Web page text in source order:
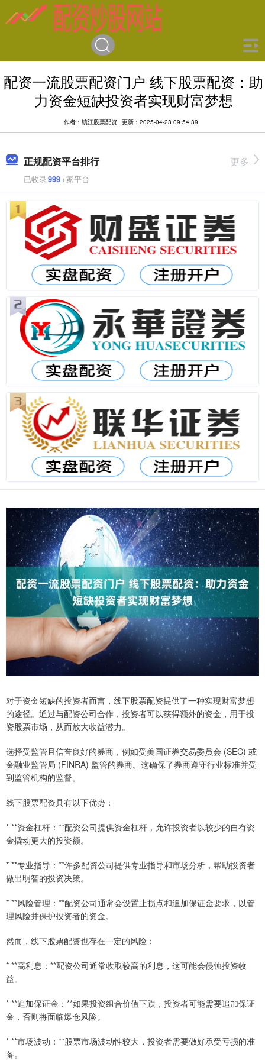
配资一流股票配资门户 线下股票配资：助
力资金短缺投资者实现财富梦想
作者：镇江股票配资 更新：2025-04-23 09:54:39
正规配资平台排行
已收录999+家平台
更多
对于资金短缺的投资者而言，线下股票配资提供了一种实现财富梦想
的途径。通过与配资公司合作，投资者可以获得额外的资金，用于投
资股票市场，从而放大收益潜力。
选择受监管且信誉良好的券商，例如受美国证券交易委员会 (SEC) 或
金融业监管局 (FINRA) 监管的券商。这确保了券商遵守行业标准并受
到监管机构的监督。
线下股票配资具有以下优势：
* **资金杠杆：**配资公司提供资金杠杆，允许投资者以较少的自有资
金撬动更大的投资额。
* **专业指导：**许多配资公司提供专业指导和市场分析，帮助投资者
做出明智的投资决策。
* **风险管理：**配资公司通常会设置止损点和追加保证金要求，以管
理风险并保护投资者的资金。
然而，线下股票配资也存在一定的风险：
* **高利息：**配资公司通常收取较高的利息，这可能会侵蚀投资收
益。
* **追加保证金：**如果投资组合价值下跌，投资者可能需要追加保证
金，否则将面临爆仓风险。
* **市场波动：**股票市场波动性较大，投资者需要做好承受亏损的准
备。